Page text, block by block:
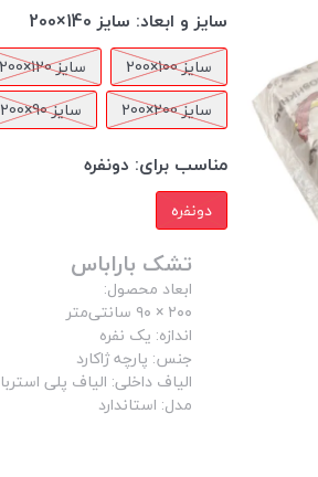
سایز و ابعاد: سایز 140×200
سایز 100×200 سایز 120×200
سایز 200×200
سایز 90×200
مناسب برای: دونفره
دونفره
تشک باراباس
ابعاد محصول:
۲۰۰ × ۹۰ سانتی‌متر
اندازه: یک نفره
جنس: پارچه ژاکارد
الیاف داخلی: الیاف پلی
مدل: استاندارد